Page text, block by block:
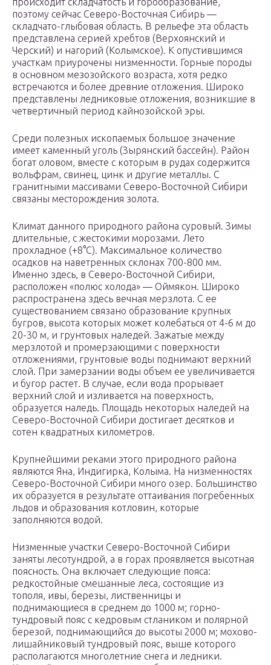
поэтому сейчас Северо-Восточная Сибирь —
складчато-глыбовая область. В рельефе эта область
представлена серией хребтов (Верхоянский и
Черский) и нагорий (Колымское). К опустившимся
участкам приурочены низменности. Горные породы
в основном мезозойского возраста, хотя редко
встречаются и более древние отложения. Широко
представлены ледниковые отложения, возникшие в
четвертичный период кайнозойской эры.
Среди полезных ископаемых большое значение
имеет каменный уголь (Зырянский бассейн). Район
богат оловом, вместе с которым в рудах содержится
вольфрам, свинец, цинк и другие металлы. С
гранитными массивами Северо-Восточной Сибири
связаны месторождения золота.
Климат данного природного района суровый. Зимы
длительные, с жестокими морозами. Лето
прохладное (+8°С). Максимальное количество
осадков на наветренных склонах 700-800 мм.
Именно здесь, в Северо-Восточной Сибири,
расположен «полюс холода» — Оймякон. Широко
распространена здесь вечная мерзлота. С ее
существованием связано образование крупных
бугров, высота которых может колебаться от 4-6 м до
20-30 м, и грунтовых наледей. Зажатые между
мерзлотой и промерзающими с поверхности
отложениями, грунтовые воды поднимают верхний
слой. При замерзании воды объем ее увеличивается
и бугор растет. В случае, если вода прорывает
верхний слой и изливается на поверхность,
образуется наледь. Площадь некоторых наледей на
Северо-Восточной Сибири достигает десятков и
сотен квадратных километров.
Крупнейшими реками этого природного района
являются Яна, Индигирка, Колыма. На низменностях
Северо-Восточной Сибири много озер. Большинство
их образуется в результате оттаивания погребенных
льдов и образования котловин, которые
заполняются водой.
Низменные участки Северо-Восточной Сибири
заняты лесотундрой, а в горах проявляется высотная
поясность. Она включает следующие пояса:
редкостойные смешанные леса, состоящие из
тополя, ивы, березы, лиственницы и
поднимающиеся в среднем до 1000 м; горно-
тундровый пояс с кедровым стлаником и полярной
березой, поднимающийся до высоты 2000 м; мохово-
лишайниковый тундровый пояс, выше которого
располагаются многолетние снега и ледники.